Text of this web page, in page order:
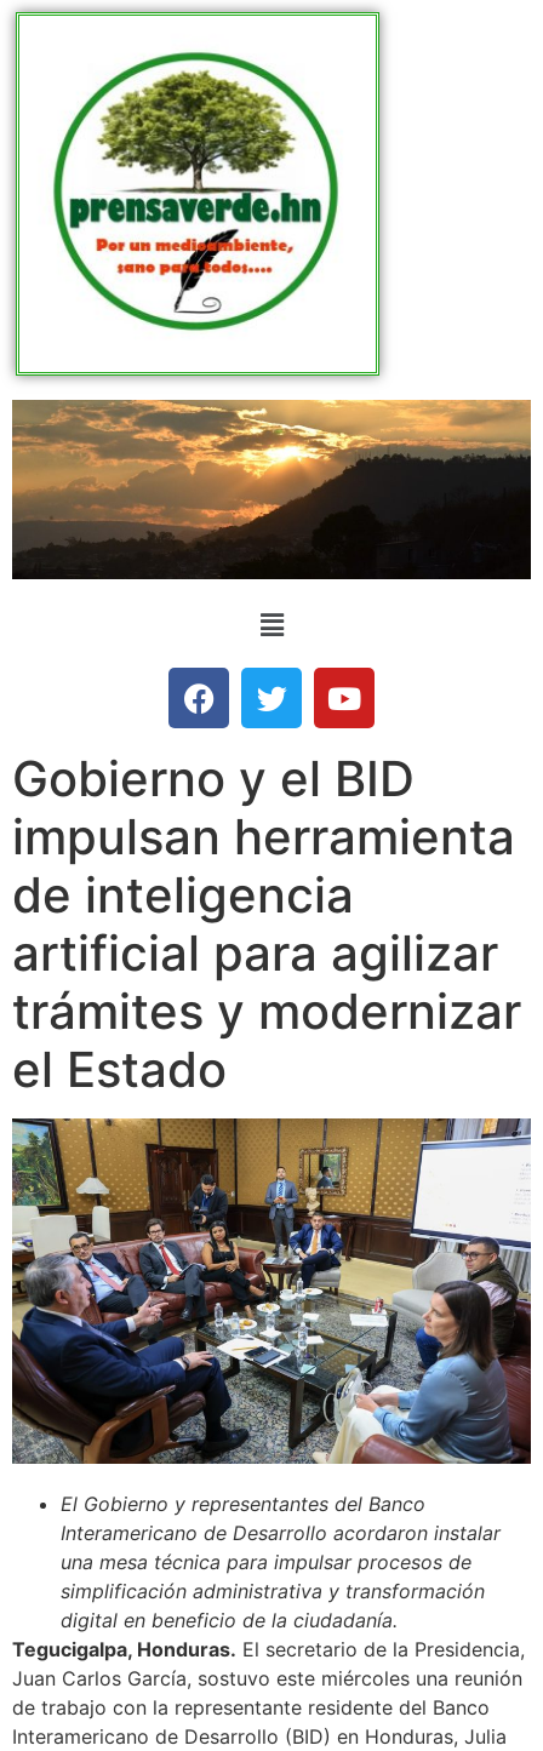
Gobierno y el BID
impulsan herramienta
de inteligencia
artificial para agilizar
trámites y modernizar
el Estado
El Gobierno y representantes del Banco
Interamericano de Desarrollo acordaron instalar
una mesa técnica para impulsar procesos de
simplificación administrativa y transformación
digital en beneficio de la ciudadanía.
Tegucigalpa, Honduras. El secretario de la Presidencia,
Juan Carlos García, sostuvo este miércoles una reunión
de trabajo con la representante residente del Banco
Interamericano de Desarrollo (BID) en Honduras, Julia